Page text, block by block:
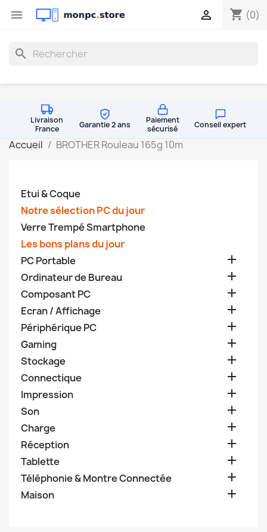
 shopping_cart (0)

search
Livraison
France
Garantie 2 ans
Paiement
sécurisé
Conseil expert
Accueil BROTHER Rouleau 165g 10m
Etui & Coque
Notre sélection PC du jour
Verre Trempé Smartphone
Les bons plans du jour
PC Portable

Ordinateur de Bureau 
Composant PC 
Ecran / Affichage 
Périphérique PC 
Gaming 
Stockage 
Connectique 
Impression 
Son 
Charge 
Réception 
Tablette 
Téléphonie & Montre Connectée 
Maison 